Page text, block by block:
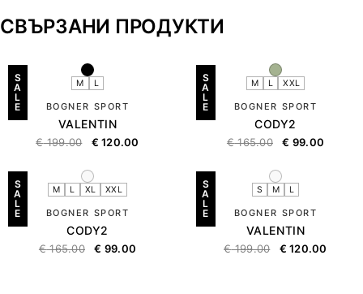
СВЪРЗАНИ ПРОДУКТИ
S
A
L
E
M L
BOGNER SPORT
VALENTIN
€199.00 € 120.00
S
A
L
E
M L XXL
BOGNER SPORT
CODY2
€165.00 € 99.00
S
A
L
E
M L XL XXL
BOGNER SPORT
CODY2
€165.00 € 99.00
S
A
L
E
S M L
BOGNER SPORT
VALENTIN
€199.00 € 120.00